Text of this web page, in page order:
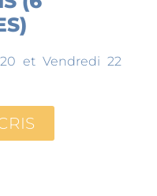
et Vendredi 22